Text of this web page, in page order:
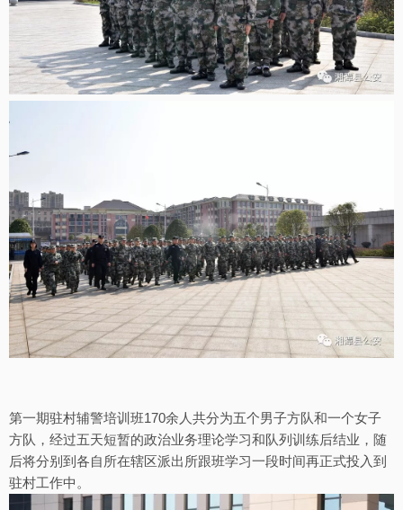
第一期驻村辅警培训班170余人共分为五个男子方队和一个女子
方队，经过五天短暂的政治业务理论学习和队列训练后结业，随
后将分别到各自所在辖区派出所跟班学习一段时间再正式投入到
驻村工作中。